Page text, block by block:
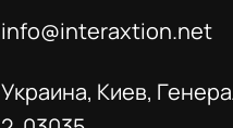
info@interaxtion.net
Украина, Киев,